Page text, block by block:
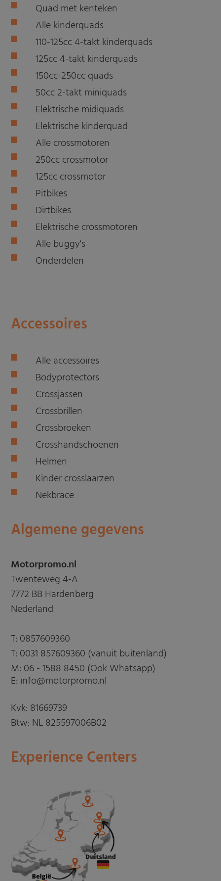
Quad met kenteken
Alle kinderquads
110-125cc 4-takt kinderquads
125cc 4-takt kinderquads
150cc-250cc quads
50cc 2-takt miniquads
Elektrische midiquads
Elektrische kinderquad
Alle crossmotoren
250cc crossmotor
125cc crossmotor
Pitbikes
Dirtbikes
Elektrische crossmotoren
Alle buggy's
Onderdelen
Accessoires
Alle accessoires
Bodyprotectors
Crossjassen
Crossbrillen
Crossbroeken
Crosshandschoenen
Helmen
Kinder crosslaarzen
Nekbrace
Algemene gegevens
Motorpromo.nl
Twenteweg 4-A
7772 BB Hardenberg
Nederland
T: 0857609360
T: 0031 857609360 (vanuit buitenland)
M: 06 - 1588 8450 (Ook Whatsapp)
E: info@motorpromo.nl
Kvk: 81669739
Btw: NL 825597006B02
Experience Centers